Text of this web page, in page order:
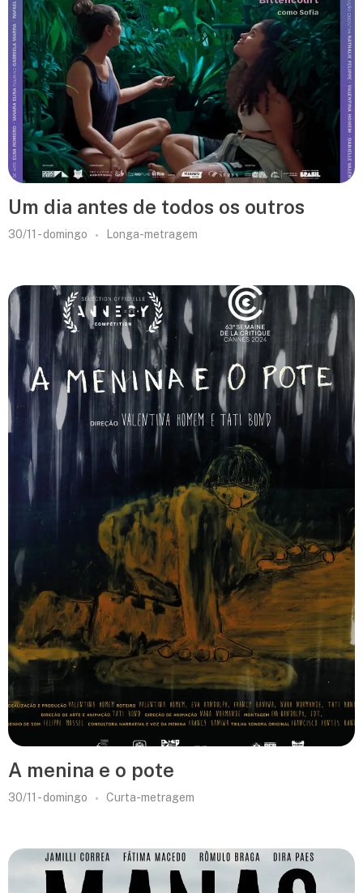
Um dia antes de todos os outros
30/11 - domingo Longa-metragem
A menina e o pote
30/11 - domingo Curta-metragem